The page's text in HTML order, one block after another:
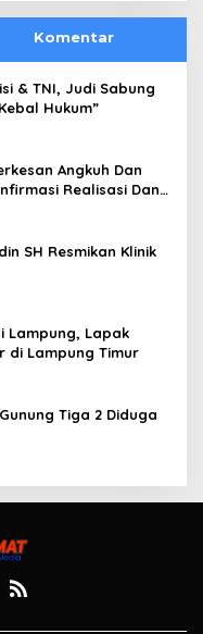
Komentar
& TNI, Judi Sabung
Hukum”
Angkuh Dan
Realisasi Dana
SH Resmikan Klinik
Lampung, Lapak
di Lampung Timur
Tiga 2 Diduga